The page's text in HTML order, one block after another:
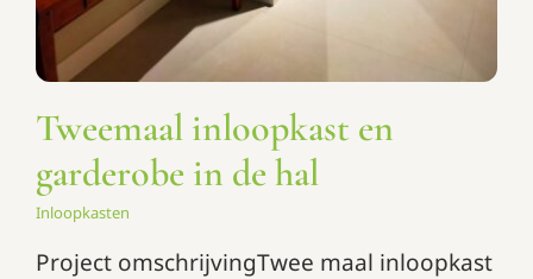
Tweemaal inloopkast en
garderobe in de hal
Inloopkasten
Project omschrijvingTwee maal inloopkast